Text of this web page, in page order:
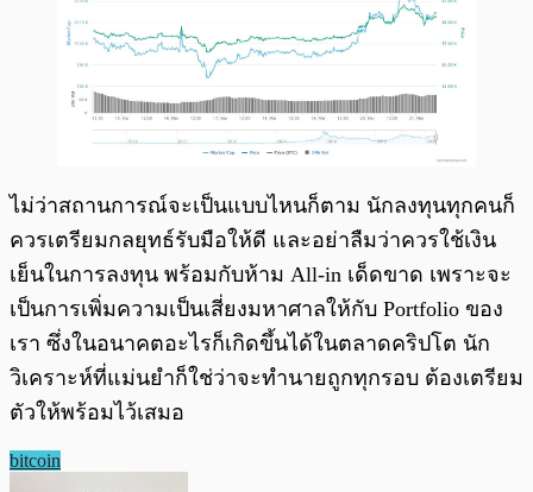
ไม่ว่าสถานการณ์จะเป็นแบบไหนก็ตาม นักลงทุนทุกคนก็
ควรเตรียมกลยุทธ์รับมือให้ดี และอย่าลืมว่าควรใช้เงิน
เย็นในการลงทุน พร้อมกับห้าม All-in เด็ดขาด เพราะจะ
เป็นการเพิ่มความเป็นเสี่ยงมหาศาลให้กับ Portfolio ของ
เรา ซึ่งในอนาคตอะไรก็เกิดขึ้นได้ในตลาดคริปโต นัก
วิเคราะห์ที่แม่นยำก็ใช่ว่าจะทำนายถูกทุกรอบ ต้องเตรียม
ตัวให้พร้อมไว้เสมอ
bitcoin